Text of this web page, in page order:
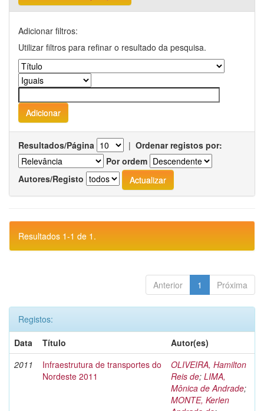
Adicionar filtros:
Utilizar filtros para refinar o resultado da pesquisa.
Resultados/Página | Ordenar registos por:
Por ordem
Autores/Registo
Resultados 1-1 de 1.
Anterior 1 Próxima
Registos:
Data
Título
Autor(es)
2011
Infraestrutura de transportes do
Nordeste 2011
OLIVEIRA, Hamilton
Reis de; LIMA,
Mônica de Andrade;
MONTE, Kerlen